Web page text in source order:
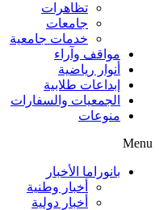
تظاهرات
جامعات
خدمات جامعية
مواقف وآراء
أنوار رياضية
إبداعات طلابية
الجمعيات والسفارات
منوعات
Menu
بانوراما الأخبار
أخبار وطنية
أخبار دولية